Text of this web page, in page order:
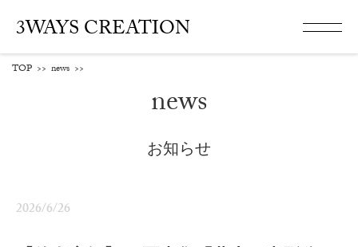
3WAYS CREATION
TOP >> news >>
news
お知らせ
2026/6/26